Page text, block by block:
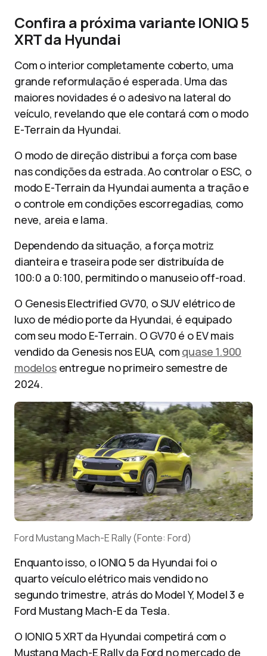
Confira a próxima variante IONIQ 5
XRT da Hyundai
Com o interior completamente coberto, uma
grande reformulação é esperada. Uma das
maiores novidades é o adesivo na lateral do
veículo, revelando que ele contará com o modo
E-Terrain da Hyundai.
O modo de direção distribui a força com base
nas condições da estrada. Ao controlar o ESC, o
modo E-Terrain da Hyundai aumenta a tração e
o controle em condições escorregadias, como
neve, areia e lama.
Dependendo da situação, a força motriz
dianteira e traseira pode ser distribuída de
100:0 a 0:100, permitindo o manuseio off-road.
O Genesis Electrified GV70, o SUV elétrico de
luxo de médio porte da Hyundai, é equipado
com seu modo E-Terrain. O GV70 é o EV mais
vendido da Genesis nos EUA, com quase 1.900
modelosentregue no primeiro semestre de
2024.
Ford Mustang Mach-E Rally (Fonte: Ford)
Enquanto isso, o IONIQ 5 da Hyundai foi o
quarto veículo elétrico mais vendido no
segundo trimestre, atrás do Model Y, Model 3 e
Ford Mustang Mach-E da Tesla.
O IONIQ 5 XRT da Hyundai competirá com o
Mustang Mach-E Rally da Ford no mercado de